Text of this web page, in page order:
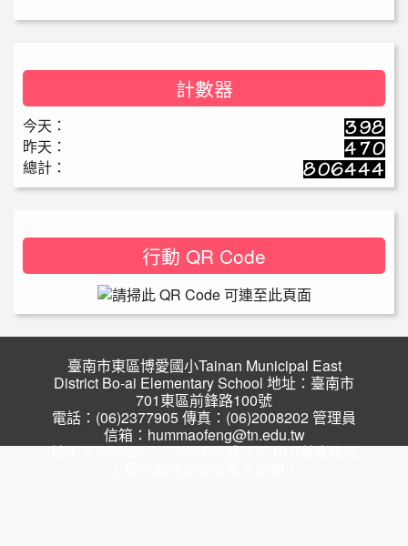
計數器
今天：
昨天：
總計：
行動 QR Code
臺南市東區博愛國小Tainan Municipal East
District Bo-ai Elementary School 地址：臺南市
701東區前鋒路100號
電話：(06)2377905 傳真：(06)2008202 管理員
信箱：hummaofeng@tn.edu.tw
請用 Chrome、 FireFox或 IE10.0瀏覽器以